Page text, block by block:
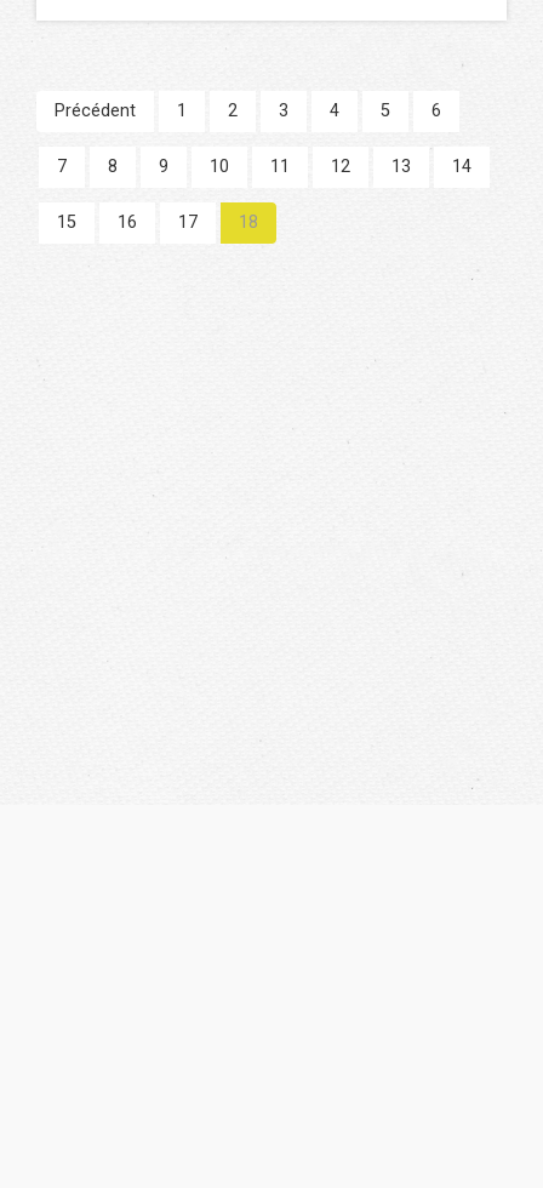
Précédent 1 2 3 4 5 6
7 8 9 10 11 12 13 14
15 16 17 18